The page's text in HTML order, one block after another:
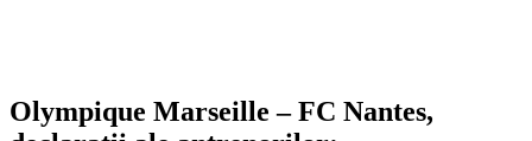
Olympique Marseille – FC Nantes,